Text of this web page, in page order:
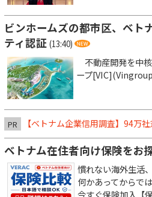
ビンホームズの都市区、ベト
ティ認証 (13:40)
不動産開発を中
ープ
PR 【ベトナム企業信用調査】94万
ベトナム在住者向け保険をお
慣れない海外生活
何かあってからで
今すぐ保険加入【